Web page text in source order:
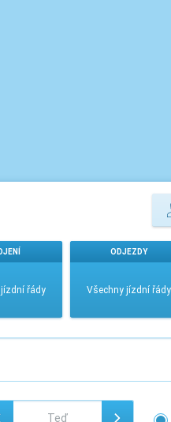
řády
ODJEZDY
Všechny jízdní řády